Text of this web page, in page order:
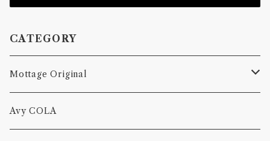
CATEGORY
Mottage Original
Tシャツ
Avy COLA